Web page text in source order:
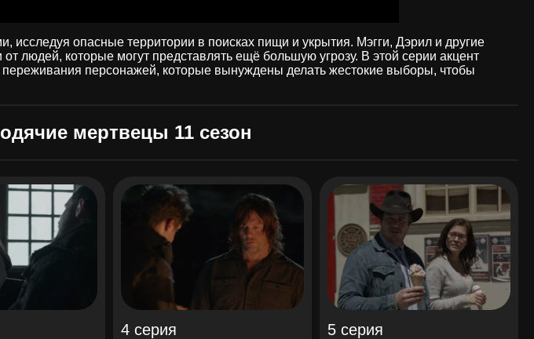
исследуя опасные территории в поисках пищи и укрытия. Мэгги, Дэрил и другие
людей, которые могут представлять ещё большую угрозу. В этой серии акцент
персонажей, которые вынуждены делать жестокие выборы, чтобы
мертвецы 11 сезон
4 серия 5 серия